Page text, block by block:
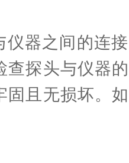
之间的连接
查探头与仪器
固且无损坏。